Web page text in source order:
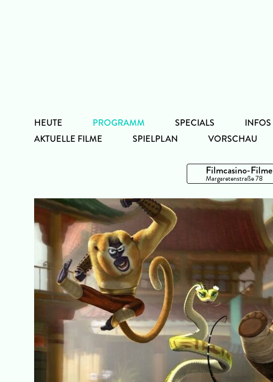
HEUTE
PROGRAMM
AKTUELLE FILME
SPIELPLAN VORSCHAU
SPECIALS INFOS
Filmcasino-Filme
Margaretenstraße 78